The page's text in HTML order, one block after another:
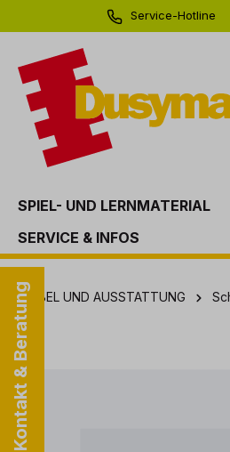
Zur Hauptnavigation
Service-Hotline
SPIEL- UND LERNMATERIAL
SERVICE & INFOS
Kontakt & Beratung
MÖBEL UND AUSSTATTUNG
Bildergalerie überspringen